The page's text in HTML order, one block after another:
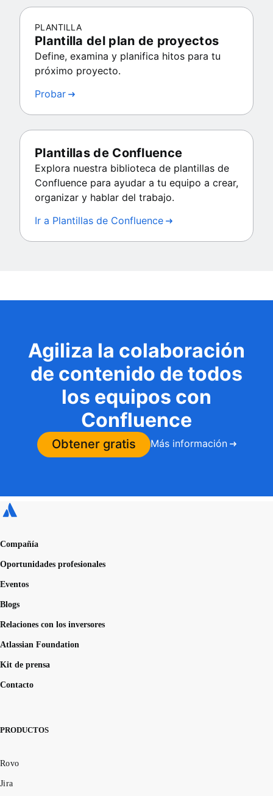
PLANTILLA
Plantilla del plan de proyectos
Define, examina y planifica hitos para tu
próximo proyecto.
Probar
Plantillas de Confluence
Explora nuestra biblioteca de plantillas de
Confluence para ayudar a tu equipo a crear,
organizar y hablar del trabajo.
Ir a Plantillas de Confluence
Agiliza la colaboración
de contenido de todos
los equipos con
Confluence
Obtener gratis Más información
Compañía
Oportunidades profesionales
Eventos
Blogs
Relaciones con los inversores
Atlassian Foundation
Kit de prensa
Contacto
PRODUCTOS
Rovo
Jira